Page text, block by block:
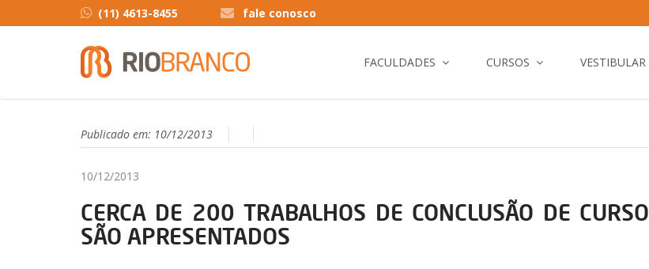
(11) 4613-8455 fale conosco
FACULDADES CURSOS VESTIBULAR
Publicado em: 10/12/2013
10/12/2013
CERCA DE 200 TRABALHOS DE CONCLUSÃO DE CURSO
SÃO APRESENTADOS